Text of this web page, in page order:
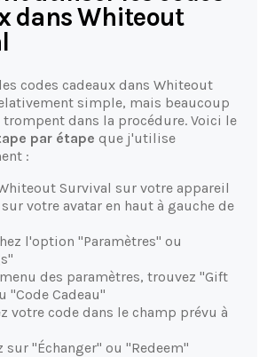
dans Whiteout
codes cadeaux dans Whiteout
simple, mais beaucoup
dans la procédure. Voici le
par étape que j'utilise
:
Survival sur votre appareil
votre avatar en haut à gauche de
l'option "Paramètres" ou
des paramètres, trouvez "Gift
"Code Cadeau"
votre code dans le champ prévu à
sur "Échanger" ou "Redeem"